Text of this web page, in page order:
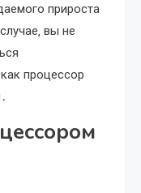
прироста
вы не
процессор